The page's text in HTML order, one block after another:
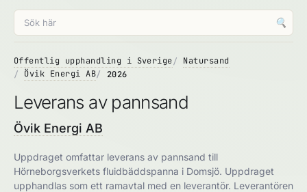
🔍
Offentlig upphandling i Sverige
Natursand
Övik Energi AB
2026
Leverans av pannsand
Övik Energi AB
Uppdraget omfattar leverans av pannsand till
Hörneborgsverkets fluidbäddspanna i Domsjö. Uppdraget
upphandlas som ett ramavtal med en leverantör. Leverantören